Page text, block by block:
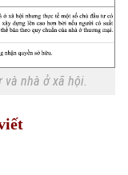
nhà ở xã hội.